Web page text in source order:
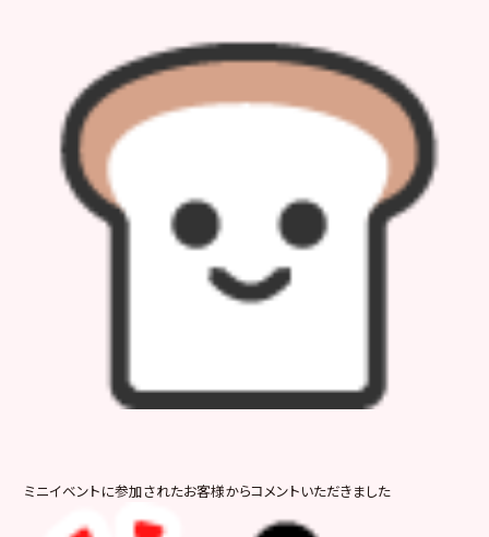
ミニイベントに参加されたお客様からコメントいただきました